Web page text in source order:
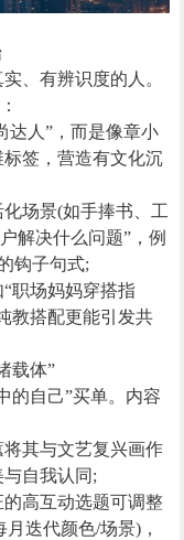
、有辨识度的人。
达人”，而是像章小
签，营造有文化沉
场景(如手捧书、工
解决什么问题”，例
钩子句式;
职场妈妈穿搭指
教搭配更能引发共
载体”
的自己”买单。内容
其与文艺复兴画作
自我认同;
高互动选题可调整
迭代颜色/场景)，